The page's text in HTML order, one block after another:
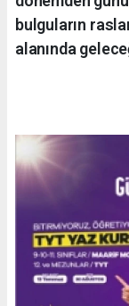
bulguların
alanında